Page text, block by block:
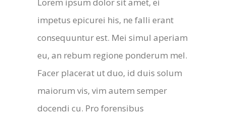
Lorem ipsum dolor sit amet, ei
impetus epicurei his, ne falli erant
consequuntur est. Mei simul aperiam
eu, an rebum regione ponderum mel.
Facer placerat ut duo, id duis solum
maiorum vis, vim autem semper
docendi cu. Pro forensibus